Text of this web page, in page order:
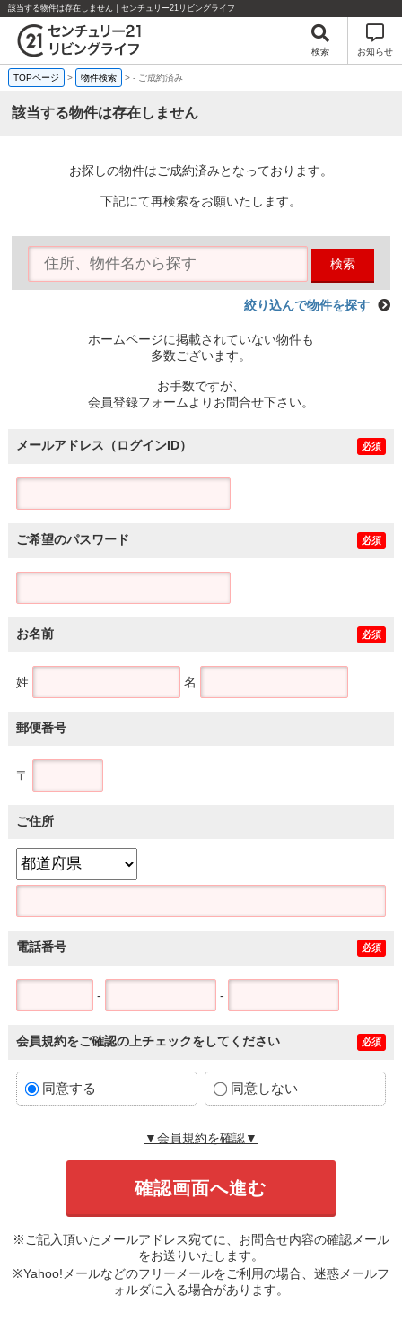
該当する物件は存在しません｜センチュリー21リビングライフ
検索 お知らせ
TOPページ > 物件検索 >- ご成約済み
該当する物件は存在しません
お探しの物件はご成約済みとなっております。
下記にて再検索をお願いたします。
検索
絞り込んで物件を探す
ホームページに掲載されていない物件も
多数ございます。
お手数ですが、
会員登録フォームよりお問合せ下さい。
メールアドレス（ログインID） 必須
ご希望のパスワード 必須
お名前 必須
姓 名
郵便番号
〒
ご住所
電話番号 必須
- -
会員規約をご確認の上チェックをしてください 必須
同意する 同意しない
▼会員規約を確認▼
※ご記入頂いたメールアドレス宛てに、お問合せ内容の確認メール
をお送りいたします。
※Yahoo!メールなどのフリーメールをご利用の場合、迷惑メールフ
ォルダに入る場合があります。